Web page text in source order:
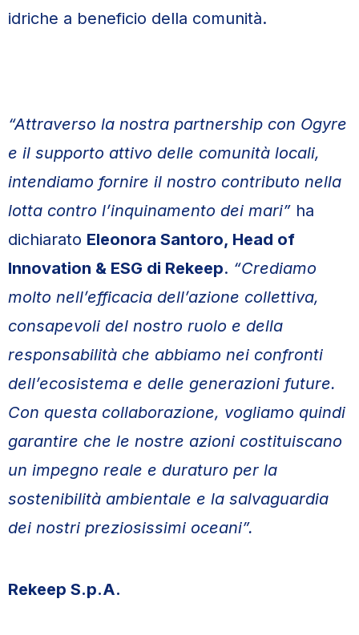
idriche a beneficio della comunità.
“Attraverso la nostra partnership con Ogyre
e il supporto attivo delle comunità locali,
intendiamo fornire il nostro contributo nella
lotta contro l’inquinamento dei mari” ha
dichiarato Eleonora Santoro, Head of
Innovation & ESG di Rekeep. “Crediamo
molto nell’efficacia dell’azione collettiva,
consapevoli del nostro ruolo e della
responsabilità che abbiamo nei confronti
dell’ecosistema e delle generazioni future.
Con questa collaborazione, vogliamo quindi
garantire che le nostre azioni costituiscano
un impegno reale e duraturo per la
sostenibilità ambientale e la salvaguardia
dei nostri preziosissimi oceani”.
Rekeep S.p.A.